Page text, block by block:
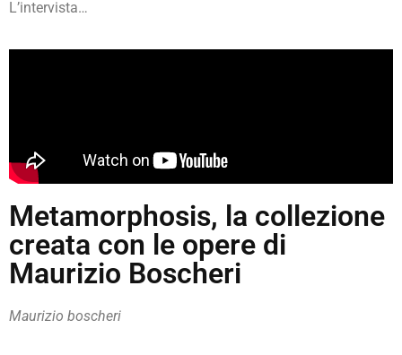
L’intervista…
Metamorphosis, la collezione
creata con le opere di
Maurizio Boscheri
Maurizio boscheri